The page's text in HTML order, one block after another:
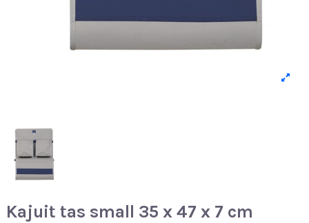
Kajuit tas small 35 x 47 x 7 cm